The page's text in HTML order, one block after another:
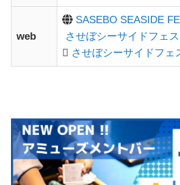
web
SASEBO SEASIDE
させぼシーサイドフェ
させぼシーサイドフェ